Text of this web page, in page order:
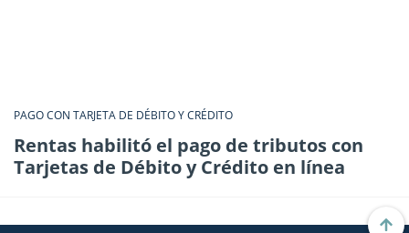
PAGO CON TARJETA DE DÉBITO Y CRÉDITO
Rentas habilitó el pago de tributos con
Tarjetas de Débito y Crédito en línea